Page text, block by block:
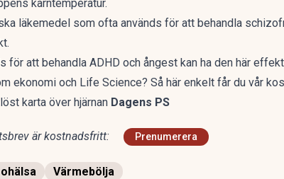
kärntemperatur.
läkemedel som ofta används för att behandla
för att behandla ADHD och ångest kan ha den här
ekonomi och Life Science? Så här enkelt får du vår
karta över hjärnan Dagens PS
är kostnadsfritt: Prenumerera
Värmebölja